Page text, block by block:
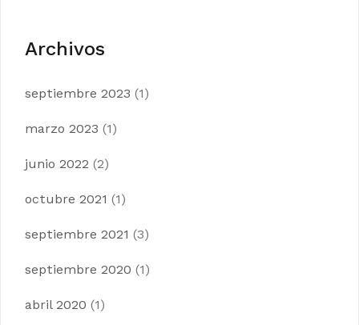
Archivos
septiembre 2023 (1)
marzo 2023 (1)
junio 2022 (2)
octubre 2021 (1)
septiembre 2021 (3)
septiembre 2020 (1)
abril 2020 (1)